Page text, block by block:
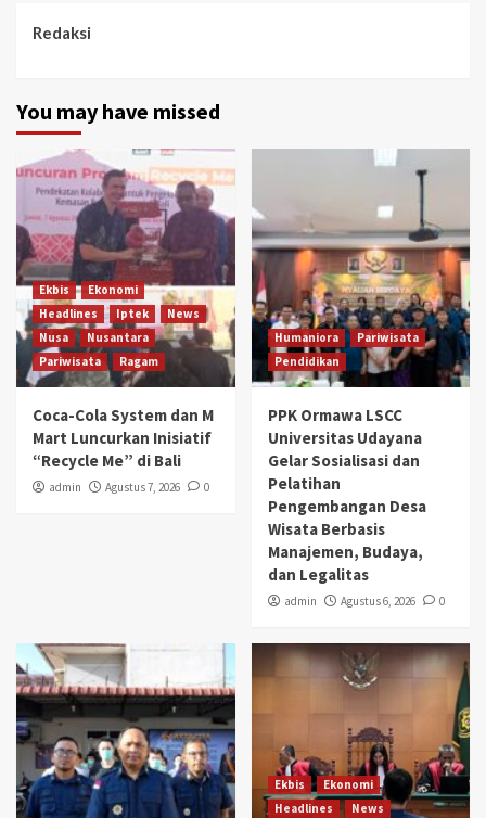
Redaksi
You may have missed
Ekbis
Ekonomi
Headlines
Iptek
News
Nusa
Nusantara
Pariwisata
Ragam
Coca-Cola System dan M
Mart Luncurkan Inisiatif
“Recycle Me” di Bali
admin Agustus 7, 2026 0
Humaniora
Pariwisata
Pendidikan
PPK Ormawa LSCC
Universitas Udayana
Gelar Sosialisasi dan
Pelatihan
Pengembangan Desa
Wisata Berbasis
Manajemen, Budaya,
dan Legalitas
admin Agustus 6, 2026 0
Ekbis
Ekonomi
Headlines
News